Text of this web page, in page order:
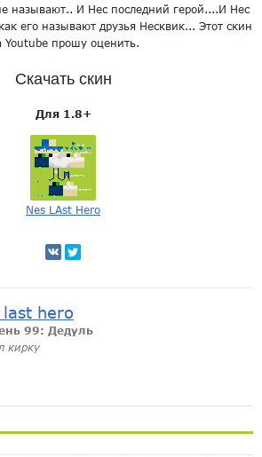
называют.. И Нес последний герой....И Нес
его называют друзья Несквик... Этот скин
Youtube прошу оценить.
Скачать скин
Для 1.8+
Nes LAst Hero
last hero
99: Дедуль
кирку